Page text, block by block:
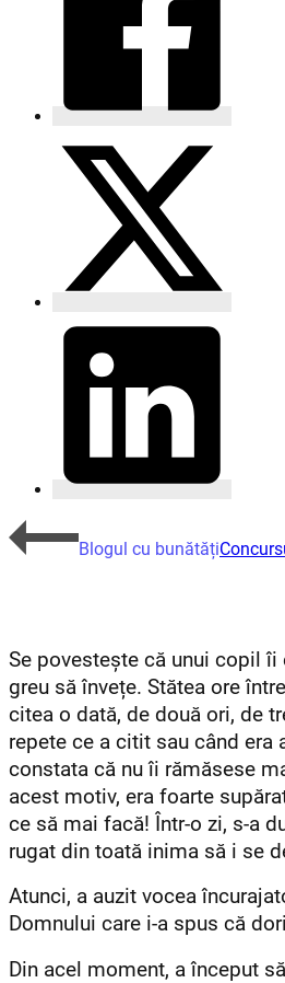
Blogul cu bunătăți
Se povestește că unui copil îi
greu să învețe. Stătea ore
citea o dată, de două ori, de
repete ce a citit sau când era
constata că nu îi rămăsese
acest motiv, era foarte
ce să mai facă! Într-o zi, s-a
rugat din toată inima să i se
Atunci, a auzit vocea
Domnului care i-a spus că
Din acel moment, a început